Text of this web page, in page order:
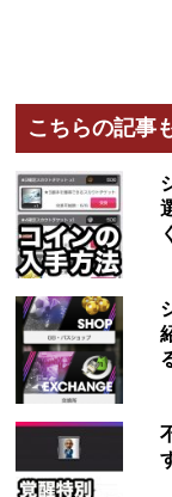
こちらの記事